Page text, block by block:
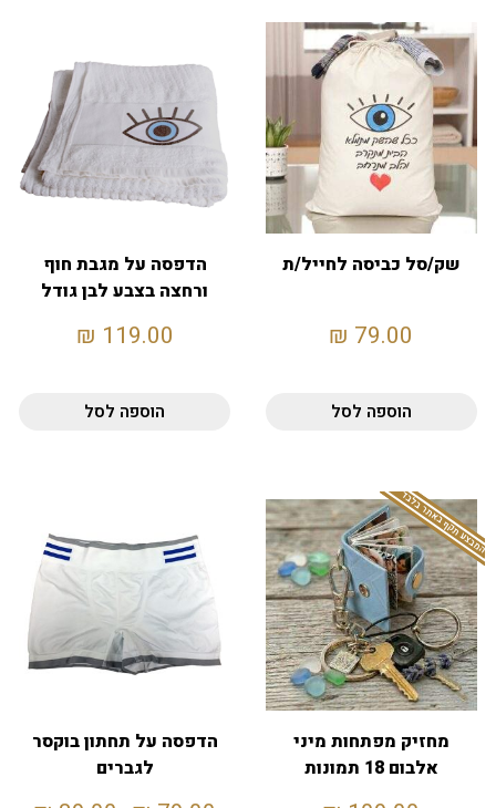
שק/סל כביסה לחייל/ת
79.00
₪
הוספה לסל
הדפסה על מגבת חוף
ורחצה בצבע לבן גודל
119.00
₪
הוספה לסל
המבצע תקף באתר בלבד
מחזיק מפתחות מיני
אלבום 18 תמונות
הדפסה על תחתון בוקסר
לגברים